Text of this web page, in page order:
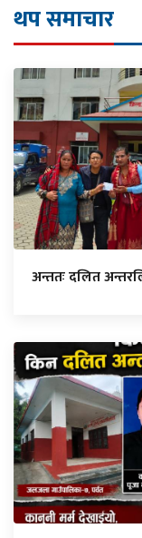
थप समाचार
अन्ततः दलित